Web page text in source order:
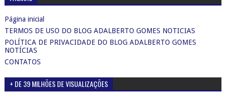
Página inicial
TERMOS DE USO DO BLOG ADALBERTO GOMES NOTICIAS
POLÍTICA DE PRIVACIDADE DO BLOG ADALBERTO GOMES
NOTÍCIAS
CONTATOS
+ DE 39 MILHÕES DE VISUALIZAÇÕES